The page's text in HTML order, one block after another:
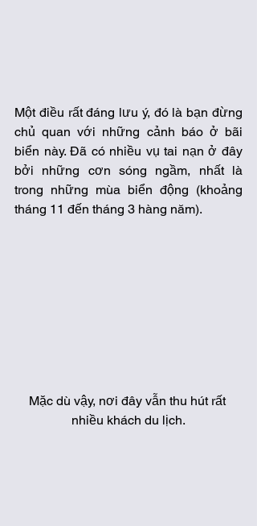
Một điều rất đáng lưu ý, đó là bạn đừng
chủ quan với những cảnh báo ở bãi
biển này. Đã có nhiều vụ tai nạn ở đây
bởi những cơn sóng ngầm, nhất là
trong những mùa biển động (khoảng
tháng 11 đến tháng 3 hàng năm).
Mặc dù vậy, nơi đây vẫn thu hút rất
nhiều khách du lịch.